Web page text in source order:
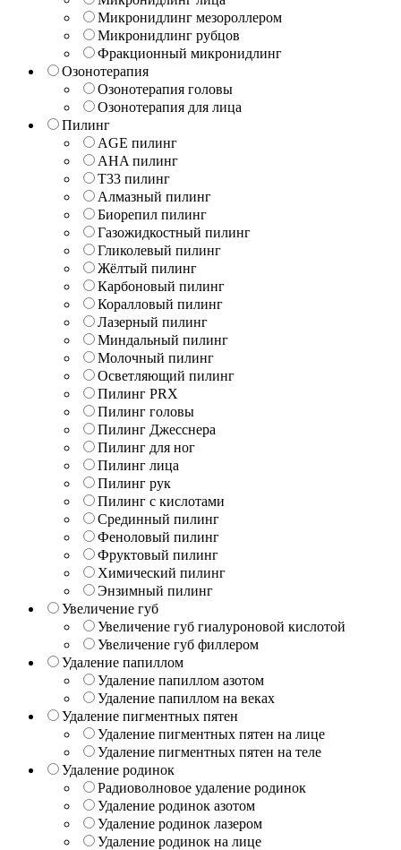
Микронидлинг мезороллером
Микронидлинг рубцов
Фракционный микронидлинг
Озонотерапия
Озонотерапия головы
Озонотерапия для лица
Пилинг
AGE пилинг
AHA пилинг
T33 пилинг
Алмазный пилинг
Биорепил пилинг
Газожидкостный пилинг
Гликолевый пилинг
Жёлтый пилинг
Карбоновый пилинг
Коралловый пилинг
Лазерный пилинг
Миндальный пилинг
Молочный пилинг
Осветляющий пилинг
Пилинг PRX
Пилинг головы
Пилинг Джесснера
Пилинг для ног
Пилинг лица
Пилинг рук
Пилинг с кислотами
Срединный пилинг
Феноловый пилинг
Фруктовый пилинг
Химический пилинг
Энзимный пилинг
Увеличение губ
Увеличение губ гиалуроновой кислотой
Увеличение губ филлером
Удаление папиллом
Удаление папиллом азотом
Удаление папиллом на веках
Удаление пигментных пятен
Удаление пигментных пятен на лице
Удаление пигментных пятен на теле
Удаление родинок
Радиоволновое удаление родинок
Удаление родинок азотом
Удаление родинок лазером
Удаление родинок на лице